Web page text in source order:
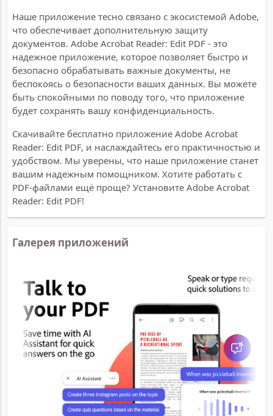
Наше приложение тесно связано с экосистемой Adobe,
что обеспечивает дополнительную защиту
документов. Adobe Acrobat Reader: Edit PDF - это
надежное приложение, которое позволяет быстро и
безопасно обрабатывать важные документы, не
беспокоясь о безопасности ваших данных. Вы можете
быть спокойными по поводу того, что приложение
будет сохранять вашу конфиденциальность.
Скачивайте бесплатно приложение Adobe Acrobat
Reader: Edit PDF, и наслаждайтесь его практичностью и
удобством. Мы уверены, что наше приложение станет
вашим надежным помощником. Хотите работать с
PDF-файлами ещё проще? Установите Adobe Acrobat
Reader: Edit PDF!
Галерея приложений